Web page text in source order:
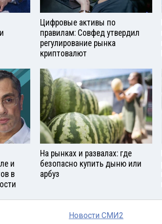
Цифровые активы по
правилам: Совфед утвердил
регулирование рынка
криптовалют
и
в
На рынках и развалах: где
безопасно купить дыню или
арбуз
Новости СМИ2